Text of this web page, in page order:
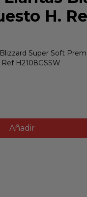
H.
Super Soft
H2108GSSW
Añadir